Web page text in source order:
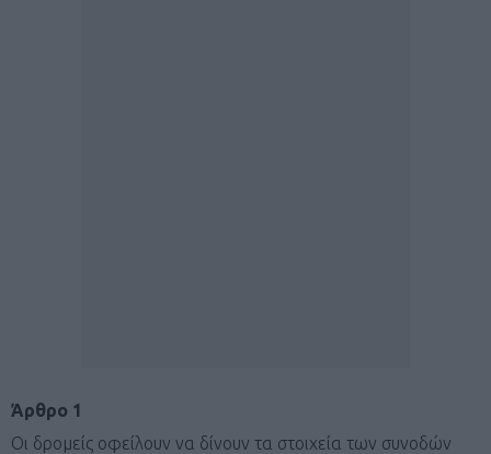
Άρθρο 1
Οι δρομείς οφείλουν να δίνουν τα στοιχεία των συνοδών